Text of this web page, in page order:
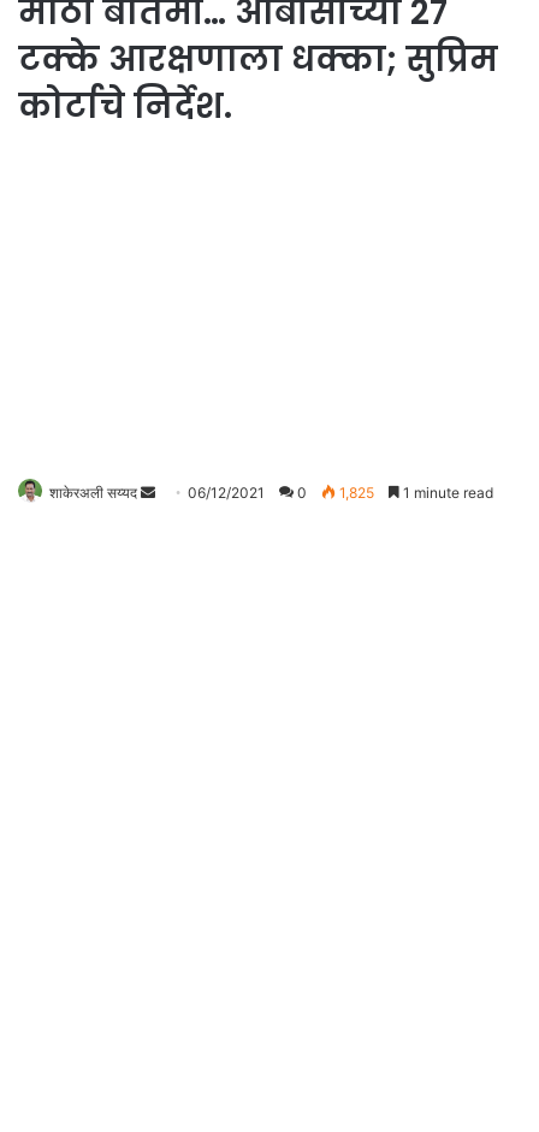
मोठी बातमी… ओबीसींच्या 27
टक्के आरक्षणाला धक्का; सुप्रिम
कोर्टाचे निर्देश.
शाकेरअली सय्यद 06/12/2021 0 1,825 1 minute read